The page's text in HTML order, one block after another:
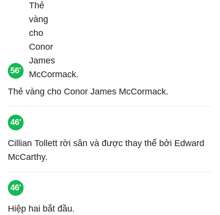
56'
Thẻ vàng cho Conor James McCormack.
46'
Cillian Tollett rời sân và được thay thế bởi Edward
McCarthy.
46'
Hiệp hai bắt đầu.